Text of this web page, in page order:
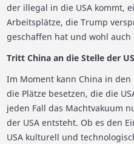
der illegal in die USA kommt,
Arbeitsplätze, die Trump
geschaffen hat und wohl
Tritt China an die Stelle der
Im Moment kann China in
die Plätze besetzen, die die
jeden Fall das Machtvakuum
der USA entsteht. Ob es den
USA kulturell und